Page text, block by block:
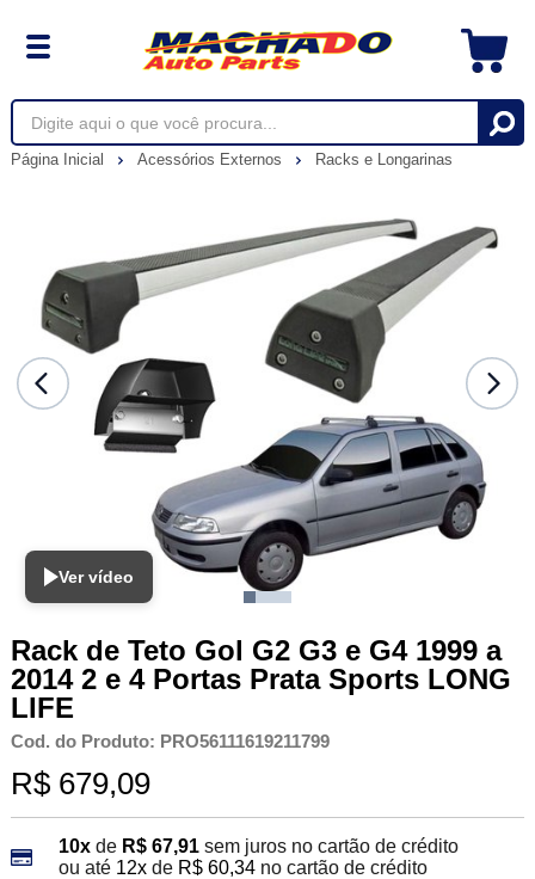
Página Inicial Acessórios Externos Racks e Longarinas
Ver vídeo
Rack de Teto Gol G2 G3 e G4 1999 a
2014 2 e 4 Portas Prata Sports LONG
LIFE
Cod. do Produto: PRO56111619211799
R$ 679,09
10xde R$ 67,91 sem juros no cartão de crédito
ou até 12xde R$ 60,34no cartão de crédito